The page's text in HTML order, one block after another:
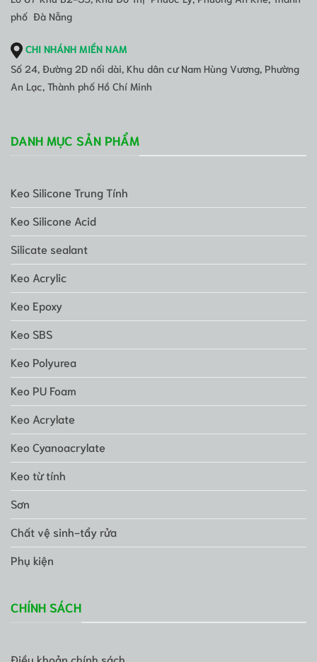
phố Đà Nẵng
CHI NHÁNH MIỀN NAM
Số 24, Đường 2D nối dài, Khu dân cư Nam Hùng Vương, Phường
An Lạc, Thành phố Hồ Chí Minh
DANH MỤC SẢN PHẨM
Keo Silicone Trung Tính
Keo Silicone Acid
Silicate sealant
Keo Acrylic
Keo Epoxy
Keo SBS
Keo Polyurea
Keo PU Foam
Keo Acrylate
Keo Cyanoacrylate
Keo từ tính
Sơn
Chất vệ sinh-tẩy rửa
Phụ kiện
CHÍNH SÁCH
Điều khoản chính sách